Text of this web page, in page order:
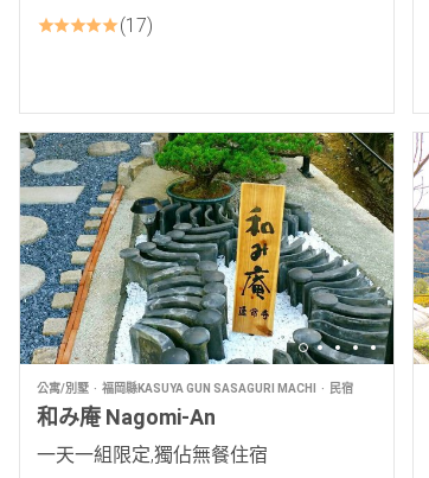
17
公寓/別墅 福岡縣KASUYA GUN SASAGURI MACHI 民宿
和み庵 Nagomi-An
一天一組限定,獨佔無餐住宿